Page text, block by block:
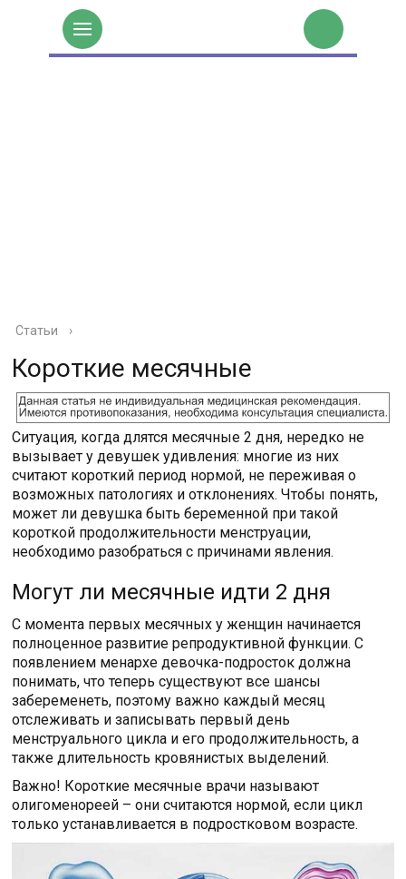
Статьи ›
Короткие месячные
Ситуация, когда длятся месячные 2 дня, нередко не
вызывает у девушек удивления: многие из них
считают короткий период нормой, не переживая о
возможных патологиях и отклонениях. Чтобы понять,
может ли девушка быть беременной при такой
короткой продолжительности менструации,
необходимо разобраться с причинами явления.
Могут ли месячные идти 2 дня
С момента первых месячных у женщин начинается
полноценное развитие репродуктивной функции. С
появлением менархе девочка-подросток должна
понимать, что теперь существуют все шансы
забеременеть, поэтому важно каждый месяц
отслеживать и записывать первый день
менструального цикла и его продолжительность, а
также длительность кровянистых выделений.
Важно! Короткие месячные врачи называют
олигоменореей – они считаются нормой, если цикл
только устанавливается в подростковом возрасте.